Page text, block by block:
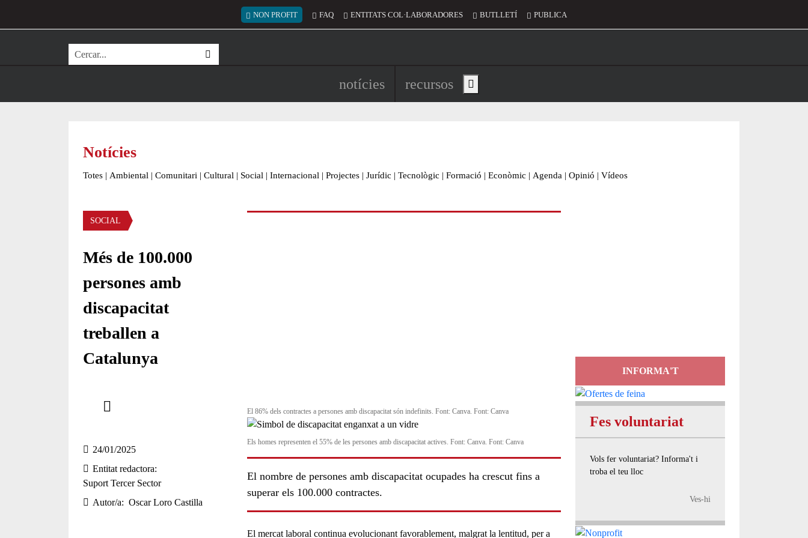
Menú del compte d'usuari
NON PROFIT FAQ ENTITATS COL·LABORADORES BUTLLETÍ PUBLICA
Cerca
Navegació principal de l'encapçalament
notícies recursos Show main menu
Notícies
Totes | Ambiental | Comunitari | Cultural | Social | Internacional | Projectes | Jurídic | Tecnològic | Formació | Econòmic | Agenda | Opinió | Vídeos
Àmbit de la notícia
SOCIAL
Més de 100.000
persones amb
discapacitat
treballen a
Catalunya
24/01/2025
Entitat redactora
Suport Tercer Sector
Autor/a
Oscar Loro Castilla
El 86% dels contractes a persones amb discapacitat són indefinits. Font: Canva. Font: Canva
Els homes representen el 55% de les persones amb discapacitat actives. Font: Canva. Font: Canva
El nombre de persones amb discapacitat ocupades ha crescut fins a
superar els 100.000 contractes.
El mercat laboral continua evolucionant favorablement, malgrat la lentitud, per a
INFORMA'T
Fes voluntariat
Vols fer voluntariat? Informa't i
troba el teu lloc
Ves-hi